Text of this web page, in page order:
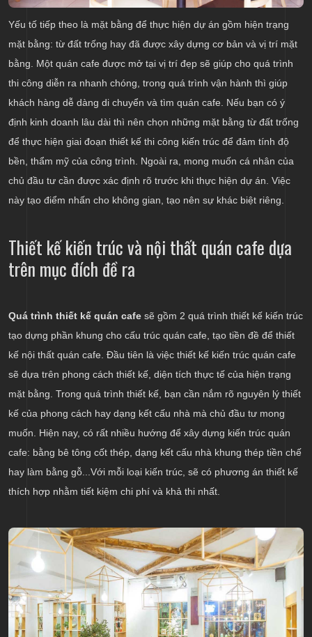
Yếu tố tiếp theo là mặt bằng để thực hiện dự án gồm hiện trạng
mặt bằng: từ đất trống hay đã được xây dựng cơ bản và vị trí mặt
bằng. Một quán cafe được mở tại vị trí đẹp sẽ giúp cho quá trình
thi công diễn ra nhanh chóng, trong quá trình vận hành thì giúp
khách hàng dễ dàng di chuyển và tìm quán cafe. Nếu bạn có ý
định kinh doanh lâu dài thì nên chọn những mặt bằng từ đất trống
để thực hiện giai đoạn thiết kế thi công kiến trúc để đảm tính độ
bền, thẩm mỹ của công trình. Ngoài ra, mong muốn cá nhân của
chủ đầu tư cần được xác định rõ trước khi thực hiện dự án. Việc
này tạo điểm nhấn cho không gian, tạo nên sự khác biệt riêng.
Thiết kế kiến trúc và nội thất quán cafe dựa
trên mục đích đề ra
Quá trình thiết kế quán cafe sẽ gồm 2 quá trình thiết kế kiến trúc
tạo dựng phần khung cho cấu trúc quán cafe, tạo tiền đề để thiết
kế nội thất quán cafe. Đầu tiên là việc thiết kế kiến trúc quán cafe
sẽ dựa trên phong cách thiết kế, diện tích thực tế của hiện trạng
mặt bằng. Trong quá trình thiết kế, bạn cần nắm rõ nguyên lý thiết
kế của phong cách hay dạng kết cấu nhà mà chủ đầu tư mong
muốn. Hiện nay, có rất nhiều hướng để xây dựng kiến trúc quán
cafe: bằng bê tông cốt thép, dạng kết cấu nhà khung thép tiền chế
hay làm bằng gỗ...Với mỗi loại kiến trúc, sẽ có phương án thiết kế
thích hợp nhằm tiết kiệm chi phí và khả thi nhất.